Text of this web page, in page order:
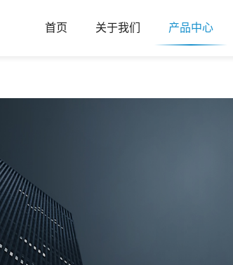
首页 关于我们 产品中心